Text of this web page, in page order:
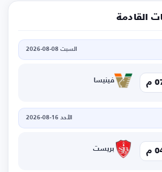
القادمة
السبت 08-08-2026
م فينيسا
الأحد 16-08-2026
م بريست